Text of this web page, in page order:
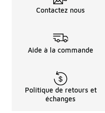
Contactez nous
Aide à la commande
Politique de retours et
échanges